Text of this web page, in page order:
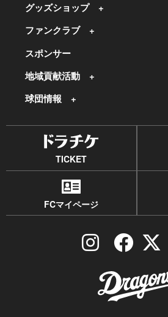
グッズショップ
ファンクラブ
スポンサー
地域貢献活動
球団情報
TICKET
FCマイページ